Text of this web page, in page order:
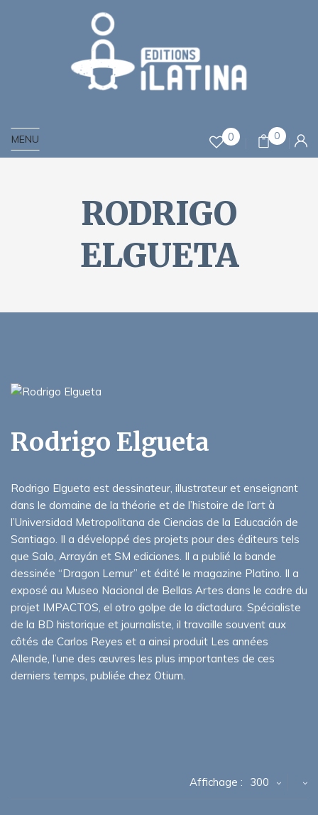
MENU 0 0
RODRIGO
ELGUETA
Rodrigo Elgueta
Rodrigo Elgueta est dessinateur, illustrateur et enseignant
dans le domaine de la théorie et de l’histoire de l’art à
l’Universidad Metropolitana de Ciencias de la Educación de
Santiago. Il a développé des projets pour des éditeurs tels
que Salo, Arrayán et SM ediciones. Il a publié la bande
dessinée “Dragon Lemur” et édité le magazine Platino. Il a
exposé au Museo Nacional de Bellas Artes dans le cadre du
projet IMPACTOS, el otro golpe de la dictadura. Spécialiste
de la BD historique et journaliste, il travaille souvent aux
côtés de Carlos Reyes et a ainsi produit Les années
Allende, l’une des œuvres les plus importantes de ces
derniers temps, publiée chez Otium.
Affichage : 300